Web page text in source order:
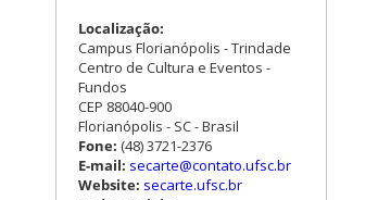
Localização:
Campus Florianópolis - Trindade
Centro de Cultura e Eventos -
Fundos
CEP 88040-900
Florianópolis - SC - Brasil
Fone: (48) 3721-2376
E-mail: secarte@contato.ufsc.br
Website: secarte.ufsc.br